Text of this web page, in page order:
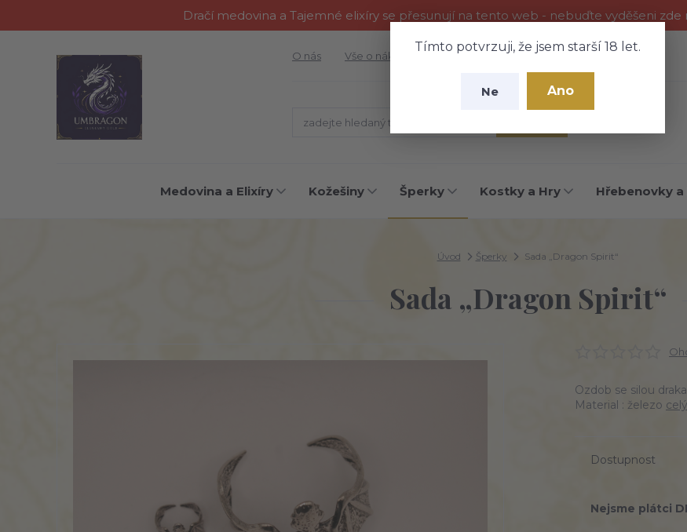
Dračí medovina a Tajemné elixíry se přesunují na tento web - nebuďte vyděšeni
Tímto potvrzuji, že jsem starší 18 let.
Ne Ano
O nás Vše o nákupu Fotogalerie Kontakty
Medovina a Elixíry Kožešiny Šperky Kostky a Hry Hřebenovky
Úvod Šperky Sada „Dragon Spirit“
Sada „Dragon Spirit“
Ozdob se silou
Material : železo
Dostupnost
Nejsme plátci